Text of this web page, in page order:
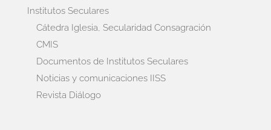
Institutos Seculares
Cátedra Iglesia, Secularidad Consagración
CMIS
Documentos de Institutos Seculares
Noticias y comunicaciones IISS
Revista Diálogo